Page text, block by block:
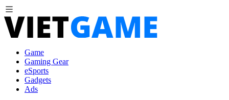
Game
Gaming Gear
eSports
Gadgets
Ads